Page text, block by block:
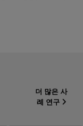
더 많은 사
례 연구